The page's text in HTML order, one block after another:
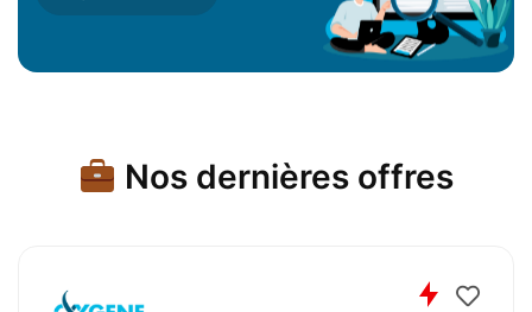
Nos dernières offres